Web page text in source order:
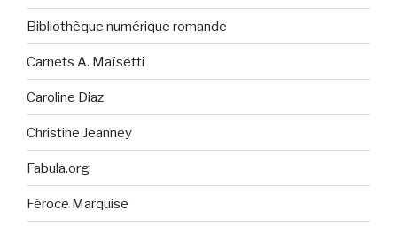
Bibliothèque numérique romande
Carnets A. Maïsetti
Caroline Diaz
Christine Jeanney
Fabula.org
Féroce Marquise